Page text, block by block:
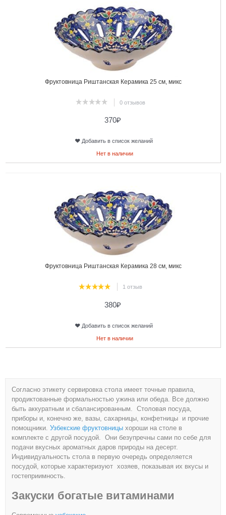
Фруктовница Риштанская Керамика 25 см, микс
0 отзывов
370₽
Добавить в список желаний
Нет в наличии
Фруктовница Риштанская Керамика 28 см, микс
1 отзыв
380₽
Добавить в список желаний
Нет в наличии
Согласно этикету сервировка стола имеет точные правила,
продиктованные формальностью ужина или обеда. Все должно
быть аккуратным и сбалансированным. Столовая посуда,
приборы и, конечно же, вазы, сахарницы, конфетницы и прочие
помощники. Узбекские фруктовницы хороши на столе в
комплекте с другой посудой. Они безупречны сами по себе для
подачи вкусных ароматных даров природы на десерт.
Индивидуальность стола в первую очередь определяется
посудой, которые характеризуют хозяев, показывая их вкусы и
гостеприимность.
Закуски богатые витаминами